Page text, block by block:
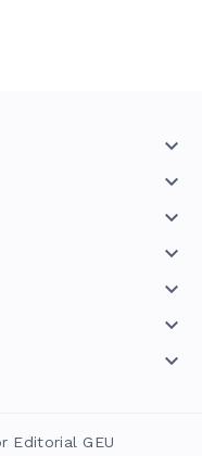







Editorial GEU